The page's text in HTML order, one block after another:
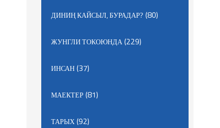
ДИНИҢ КАЙСЫЛ, БУРАДАР? (80)
ЖУНГЛИ ТОКОЮНДА(229)
ИНСАН(37)
МАЕКТЕР(81)
ТАРЫХ(92)